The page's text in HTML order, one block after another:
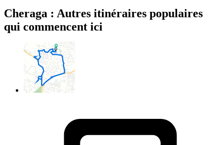
Cheraga : Autres itinéraires populaires
qui commencent ici